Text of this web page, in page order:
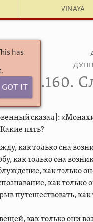
Vinaya
has
Got It 5.160.
сказал]:
пять?
как только она
как только она
как только
как только
путешествовать, как
как только они